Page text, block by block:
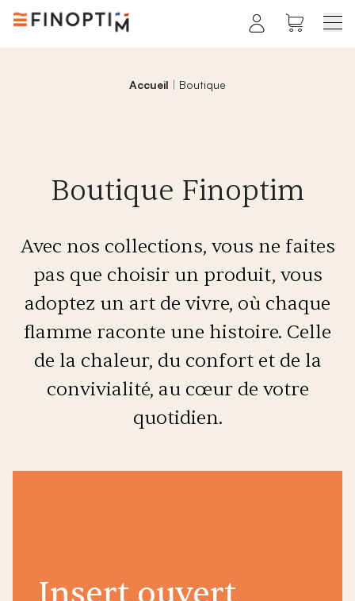
Skip
Cheminées Poêles Braseros
VOTRE PROJET
FABRIQUÉ DANS NOS ALPES
04 58 00 19 55
Accueil | Boutique
Boutique Finoptim
Avec nos collections, vous ne faites
pas que choisir un produit, vous
adoptez un art de vivre, où chaque
flamme raconte une histoire. Celle
de la chaleur, du confort et de la
convivialité, au cœur de votre
quotidien.